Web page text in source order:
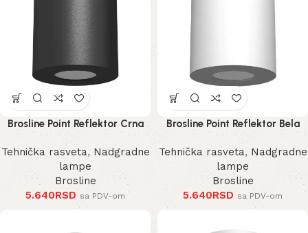
Brosline Point Reflektor Crna
100 mm
Tehnička rasveta,Nadgradne
lampe
Brosline
5.640RSD sa PDV-om
Brosline Point Reflektor Bela
100 mm
Tehnička rasveta, Nadgradne
lampe
Brosline
5.640RSD sa PDV-om